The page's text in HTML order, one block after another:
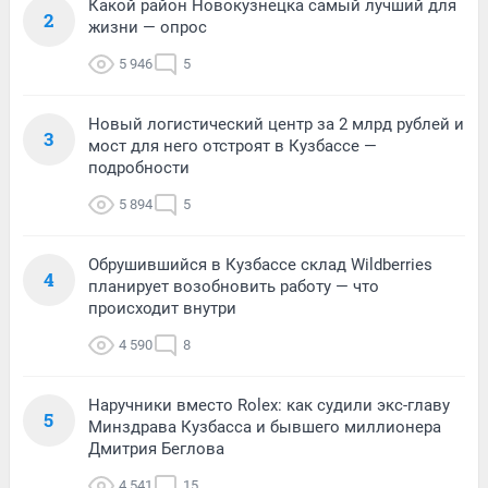
2
Какой район Новокузнецка самый лучший для
жизни — опрос
5 946 5
3
Новый логистический центр за 2 млрд рублей и
мост для него отстроят в Кузбассе —
подробности
5 894 5
4
Обрушившийся в Кузбассе склад Wildberries
планирует возобновить работу — что
происходит внутри
4 590 8
5
Наручники вместо Rolex: как судили экс-главу
Минздрава Кузбасса и бывшего миллионера
Дмитрия Беглова